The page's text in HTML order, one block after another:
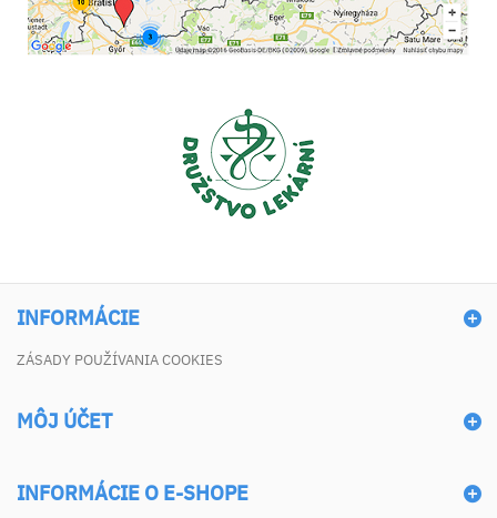
INFORMÁCIE
ZÁSADY POUŽÍVANIA COOKIES
MÔJ ÚČET
INFORMÁCIE O E-SHOPE